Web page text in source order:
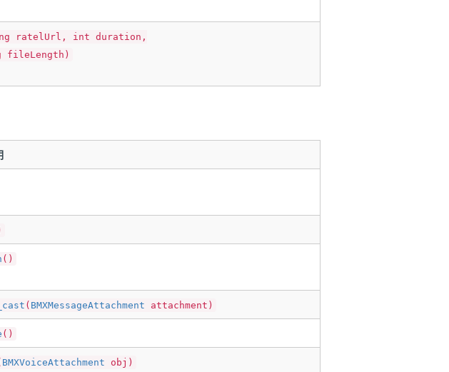
ratelUrl, int duration,
fileLength)
()
( BMXMessageAttachment attachment)
()
BMXVoiceAttachment obj)